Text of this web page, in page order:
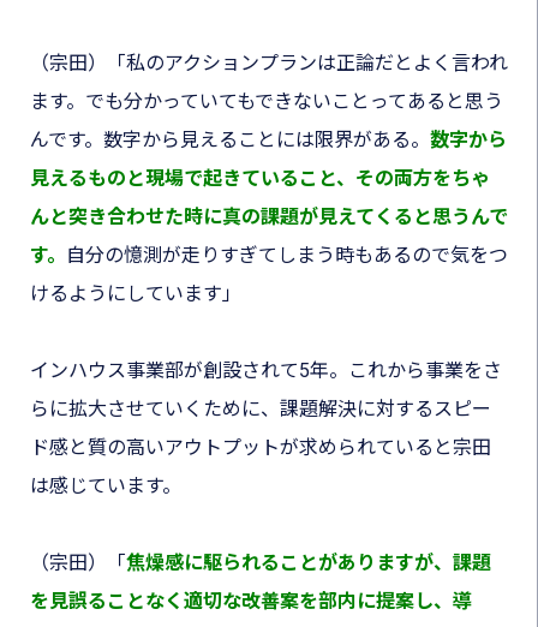
（宗田） 「 私のアクションプランは正論だとよく言われ
ます。でも分かっていてもできないことってあると思う
んです。数字から見えることには限界がある。 数字から
見えるものと現場で起きていること、その両方をちゃ
んと突き合わせた時に真の課題が見えてくると思うんで
す。
自分の憶測が走りすぎてしまう時もあるので気をつ
けるようにしています」
インハウス事業部が創設されて5年。これから事業をさ
らに拡大させていくために、課題解決に対するスピー
ド感と質の高いアウトプットが求められていると宗田
は感じています。
（宗田） 「 焦燥感に駆られることがありますが、課題
を見誤ることなく適切な改善案を部内に提案し、導